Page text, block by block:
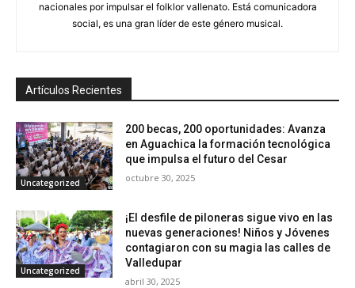
nacionales por impulsar el folklor vallenato. Está comunicadora
social, es una gran líder de este género musical.
Artículos Recientes
Uncategorized
200 becas, 200 oportunidades: Avanza
en Aguachica la formación tecnológica
que impulsa el futuro del Cesar
octubre 30, 2025
Uncategorized
¡El desfile de piloneras sigue vivo en las
nuevas generaciones! Niños y Jóvenes
contagiaron con su magia las calles de
Valledupar
abril 30, 2025